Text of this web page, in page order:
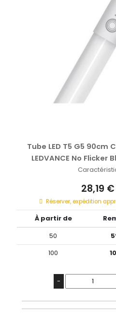
Tube LED T5 G5 90cm
LEDVANCE No
28,19
Réserver, expédition
À partir de
50
100
-